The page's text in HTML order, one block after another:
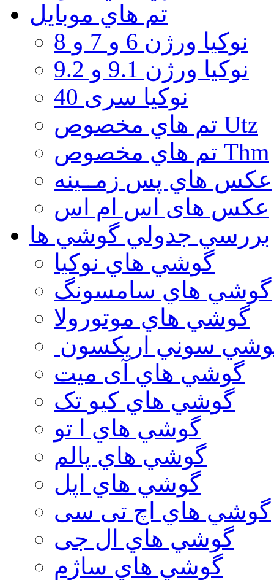
تم هاي موبايل
نوكيا ورژن 6 و 7 و 8
نوكيا ورژن 9.1 و 9.2
نوکیا سری 40
تم هاي مخصوص Utz
تم هاي مخصوص Thm
عكس هاي پس زمــينه
عكس های اس ام اس
بررسي جدولي گوشي ها
گوشي هاي نوكيا
گوشي هاي سامسونگ
گوشي هاي موتورولا
سوني اريكسون
گوشي هاي آی میت
گوشي هاي کیو تک
گوشي هاي ا تو
گوشي هاي پالم
گوشي هاي اپل
گوشي هاي اچ تی سی
گوشي هاي ال جی
گوشي هاي ساژم